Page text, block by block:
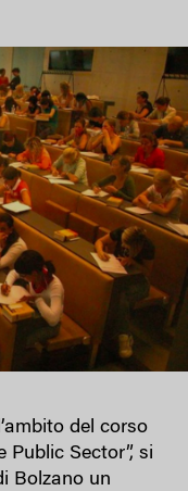
del corso
Sector”, si
Bolzano un